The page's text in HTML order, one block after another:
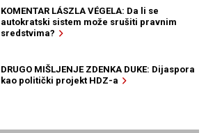
KOMENTAR LÁSZLA VÉGELA: Da li se
autokratski sistem može srušiti pravnim
sredstvima?
DRUGO MIŠLJENJE ZDENKA DUKE: Dijaspora
kao politički projekt HDZ-a